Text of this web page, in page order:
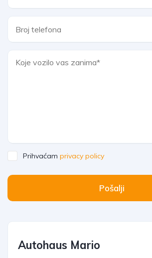
Prihvaćam privacy policy
Pošalji
Autohaus Mario